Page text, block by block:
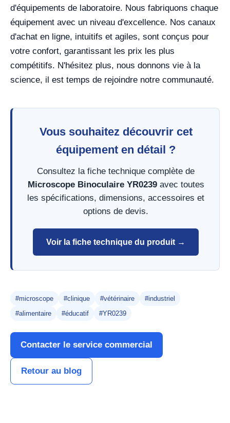
d'équipements de laboratoire. Nous fabriquons chaque
équipement avec un niveau d'excellence. Nos canaux
d'achat en ligne, intuitifs et agiles, sont conçus pour
votre confort, garantissant les prix les plus
compétitifs. N'hésitez plus, nous donnons vie à la
science, il est temps de rejoindre notre communauté.
Vous souhaitez découvrir cet
équipement en détail ?
Consultez la fiche technique complète de
Microscope Binoculaire YR0239avec toutes
les spécifications, dimensions, accessoires et
options de devis.
Voir la fiche technique du produit →
#microscope #clinique #vétérinaire
#industriel
#alimentaire
#éducatif #YR0239
Contacter le service commercial
Retour au blog